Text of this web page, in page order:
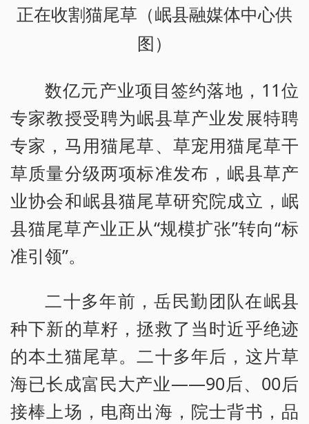
正在收割猫尾草（岷县融媒体中心供
图）
数亿元产业项目签约落地，11位
专家教授受聘为岷县草产业发展特聘
专家，马用猫尾草、草宠用猫尾草干
草质量分级两项标准发布，岷县草产
业协会和岷县猫尾草研究院成立，岷
县猫尾草产业正从“规模扩张”转向“标
准引领”。
二十多年前，岳民勤团队在岷县
种下新的草籽，拯救了当时近乎绝迹
的本土猫尾草。二十多年后，这片草
海已长成富民大产业——90后、00后
接棒上场，电商出海，院士背书，品